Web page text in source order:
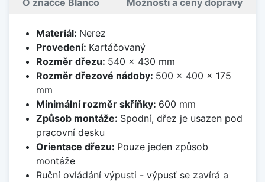
O značce Blanco Možnosti a ceny dopravy
Materiál: Nerez
Provedení: Kartáčovaný
Rozměr dřezu: 540 x 430 mm
Rozměr dřezové nádoby: 500 x 400 x 175
mm
Minimální rozměr skříňky: 600 mm
Způsob montáže: Spodní, dřez je usazen pod
pracovní desku
Orientace dřezu: Pouze jeden způsob
montáže
Ruční ovládání výpusti - výpusť se zavírá a